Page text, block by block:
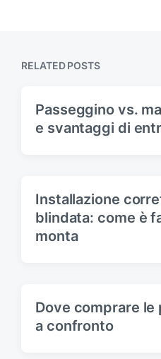
o
:
s
RELATED POSTS
Passeggino vs.
e svantaggi di
Installazione
blindata: come è
monta
Dove comprare le
a confronto